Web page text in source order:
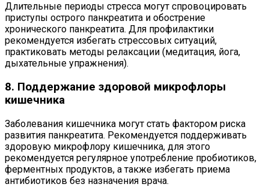
Длительные периоды стресса могут спровоцировать
приступы острого панкреатита и обострение
хронического панкреатита. Для профилактики
рекомендуется избегать стрессовых ситуаций,
практиковать методы релаксации (медитация, йога,
дыхательные упражнения).
8. Поддержание здоровой микрофлоры
кишечника
Заболевания кишечника могут стать фактором риска
развития панкреатита. Рекомендуется поддерживать
здоровую микрофлору кишечника, для этого
рекомендуется регулярное употребление пробиотиков,
ферментных продуктов, а также избегать приема
антибиотиков без назначения врача.